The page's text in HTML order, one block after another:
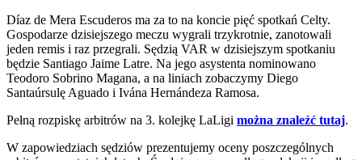
Díaz de Mera Escuderos ma za to na koncie pięć spotkań Celty.
Gospodarze dzisiejszego meczu wygrali trzykrotnie, zanotowali
jeden remis i raz przegrali. Sędzią VAR w dzisiejszym spotkaniu
będzie Santiago Jaime Latre. Na jego asystenta nominowano
Teodoro Sobrino Magana, a na liniach zobaczymy Diego
Santaúrsulę Aguado i Ivána Hernándeza Ramosa.
Pełną rozpiskę arbitrów na 3. kolejkę LaLigi można znaleźć tutaj.
W zapowiedziach sędziów prezentujemy oceny poszczególnych